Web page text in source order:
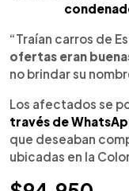
“Traían carros de
ofertas eran
no brindar su
Los afectados se
través de
que deseaban
ubicadas en la